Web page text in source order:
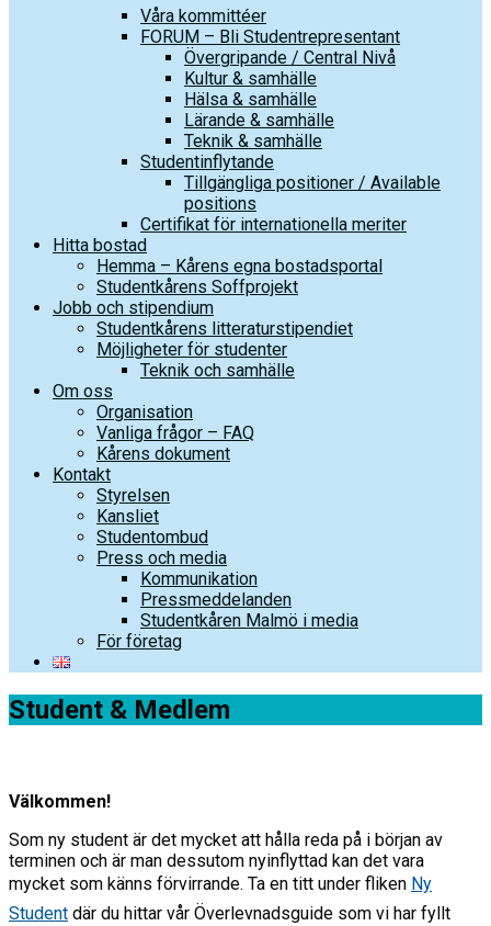
Våra kommittéer
FORUM – Bli Studentrepresentant
Övergripande / Central Nivå
Kultur & samhälle
Hälsa & samhälle
Lärande & samhälle
Teknik & samhälle
Studentinflytande
Tillgängliga positioner / Available
positions
Certifikat för internationella meriter
Hitta bostad
Hemma – Kårens egna bostadsportal
Studentkårens Soffprojekt
Jobb och stipendium
Studentkårens litteraturstipendiet
Möjligheter för studenter
Teknik och samhälle
Om oss
Organisation
Vanliga frågor – FAQ
Kårens dokument
Kontakt
Styrelsen
Kansliet
Studentombud
Press och media
Kommunikation
Pressmeddelanden
Studentkåren Malmö i media
För företag
Student & Medlem
Välkommen!
Som ny student är det mycket att hålla reda på i början av
terminen och är man dessutom nyinflyttad kan det vara
mycket som känns förvirrande. Ta en titt under fliken  Ny
Student  där du hittar vår Överlevnadsguide som vi har fyllt